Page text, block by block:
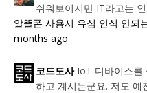
쉬워보이지만 IT라고는
알뜰폰 사용시 유심 인식 안되
months ago
코드도사 IoT 디바이스를
하고 계시는군요. 저도 예